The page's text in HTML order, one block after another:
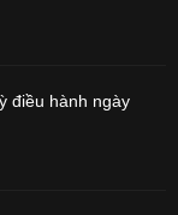
điều hành ngày